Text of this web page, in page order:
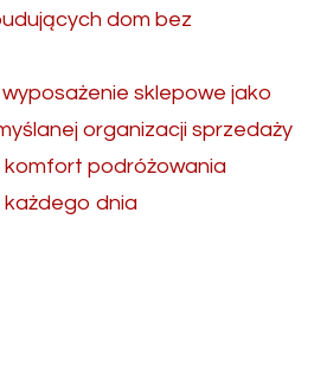
dom bez
sklepowe jako
organizacji sprzedaży
komfort podróżowania
dnia